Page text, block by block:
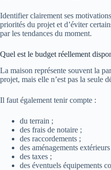
Identifier clairement ses
priorités du projet et d’éviter
par les tendances du moment.
Quel est le budget réellement
La maison représente souvent la
projet, mais elle n’est pas la seule
Il faut également tenir compte :
du terrain ;
des frais de notaire ;
des raccordements ;
des aménagements
des taxes ;
des éventuels équipements